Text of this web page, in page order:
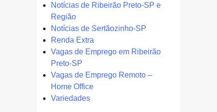
Notícias de Ribeirão Preto-SP e
Região
Notícias de Sertãozinho-SP
Renda Extra
Vagas de Emprego em Ribeirão
Preto-SP
Vagas de Emprego Remoto –
Home Office
Variedades